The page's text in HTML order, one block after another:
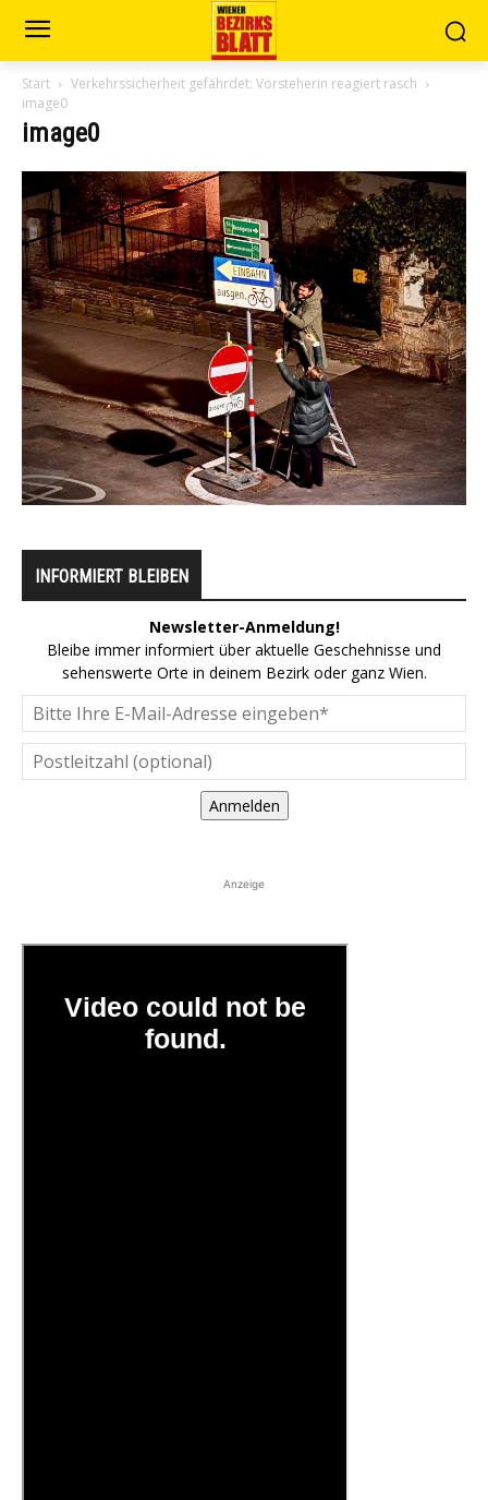
Start
Verkehrssicherheit gefährdet: Vorsteherin reagiert rasch
image0
image0
INFORMIERT BLEIBEN
Newsletter-Anmeldung!
Bleibe immer informiert über aktuelle Geschehnisse und
sehenswerte Orte in deinem Bezirk oder ganz Wien.
Anmelden
Anzeige